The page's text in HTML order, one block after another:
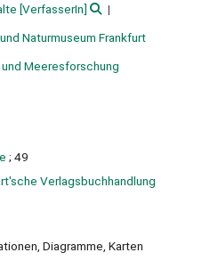
[VerfasserIn]
Naturmuseum Frankfurt
Meeresforschung
; 49
Verlagsbuchhandlung
Diagramme, Karten